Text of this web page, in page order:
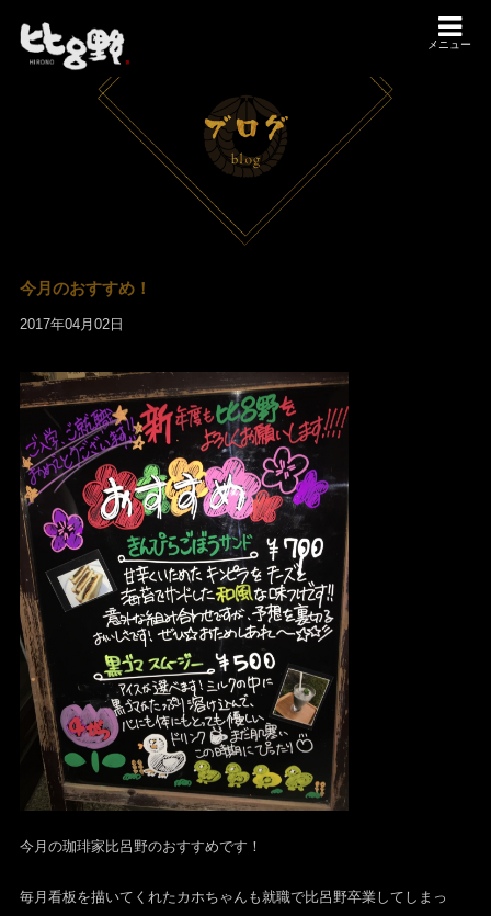
メニュー
今月のおすすめ！
2017年04月02日
今月の珈琲家比呂野のおすすめです！
毎月看板を描いてくれたカホちゃんも就職で比呂野卒業してしまっ